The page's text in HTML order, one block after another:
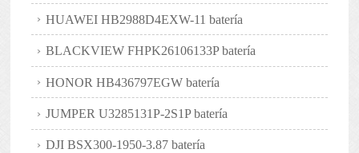
HUAWEI HB2988D4EXW-11 batería
BLACKVIEW FHPK26106133P batería
HONOR HB436797EGW batería
JUMPER U3285131P-2S1P batería
DJI BSX300-1950-3.87 batería